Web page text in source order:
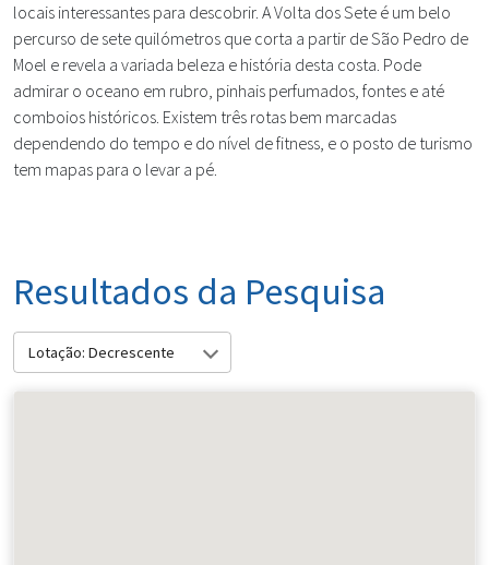
locais interessantes para descobrir. A Volta dos Sete é um belo
percurso de sete quilómetros que corta a partir de São Pedro de
Moel e revela a variada beleza e história desta costa. Pode
admirar o oceano em rubro, pinhais perfumados, fontes e até
comboios históricos. Existem três rotas bem marcadas
dependendo do tempo e do nível de fitness, e o posto de turismo
tem mapas para o levar a pé.
Resultados da Pesquisa
Lotação: Decrescente